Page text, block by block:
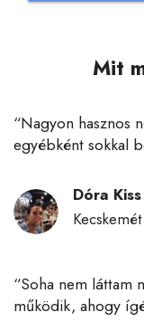
Mit
“Nagyon hasznos
egyébként sokkal
Dóra Kiss
Kecskemét
“Soha nem láttam
működik, ahogy